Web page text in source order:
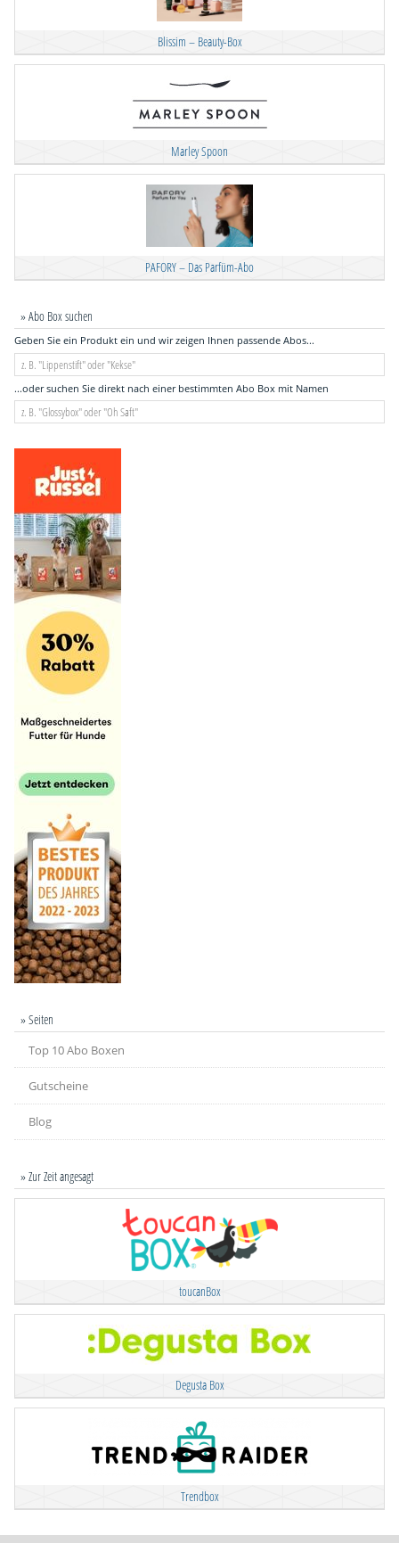
Blissim – Beauty-Box
Marley Spoon
PAFORY – Das Parfüm-Abo
» Abo Box suchen
Geben Sie ein Produkt ein und wir zeigen Ihnen passende Abos...
...oder suchen Sie direkt nach einer bestimmten Abo Box mit Namen
» Seiten
Top 10 Abo Boxen
Gutscheine
Blog
» Zur Zeit angesagt
toucanBox
Degusta Box
Trendbox